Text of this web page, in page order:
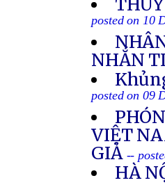
posted on 10
NHẮN
posted on 09
VIỆT
GIẢ --
HÀ